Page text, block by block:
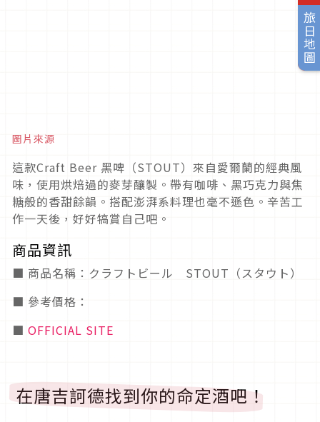
旅日地圖
圖片來源
這款Craft Beer 黑啤（STOUT）來自愛爾蘭的經典風
味，使用烘焙過的麥芽釀製。帶有咖啡、黑巧克力與焦
糖般的香甜餘韻。搭配澎湃系料理也毫不遜色。辛苦工
作一天後，好好犒賞自己吧。
商品資訊
■ 商品名稱：クラフトビール STOUT（スタウト）
■ 參考價格：
■ OFFICIAL SITE
在唐吉訶德找到你的命定酒吧！